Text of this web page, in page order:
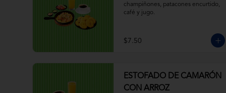
champiñones, patacones encurtido,
café y jugo.
$7.50
ESTOFADO DE CAMARÓN
CON ARROZ